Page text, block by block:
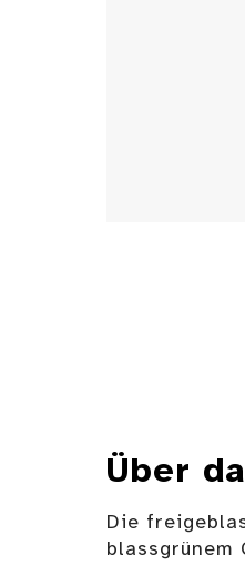
Über
Die
blassgrünem